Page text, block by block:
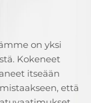
on yksi
Kokeneet
itseään
että